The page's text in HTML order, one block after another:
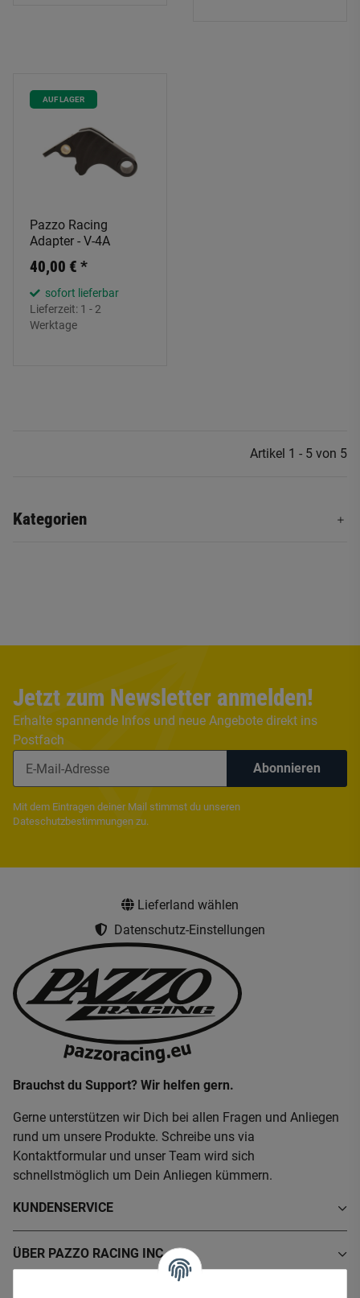
AUF LAGER
Pazzo Racing
Adapter - V-4A
40,00 € *
sofort lieferbar
Lieferzeit: 1 - 2
Werktage
Artikel 1 - 5 von 5
Kategorien
Jetzt zum Newsletter anmelden!
Erhalte spannende Infos und neue Angebote direkt ins
Postfach
Abonnieren
Mit dem Eintragen deiner Mail stimmst du unseren
Dateschutzbestimmungen zu.
Lieferland wählen
Datenschutz-Einstellungen
Brauchst du Support? Wir helfen gern.
Gerne unterstützen wir Dich bei allen Fragen und Anliegen
rund um unsere Produkte. Schreibe uns via
Kontaktformular und unser Team wird sich
schnellstmöglich um Dein Anliegen kümmern.
KUNDENSERVICE
ÜBER PAZZO RACING INC.